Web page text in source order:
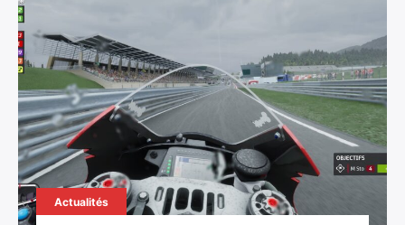
Actualités